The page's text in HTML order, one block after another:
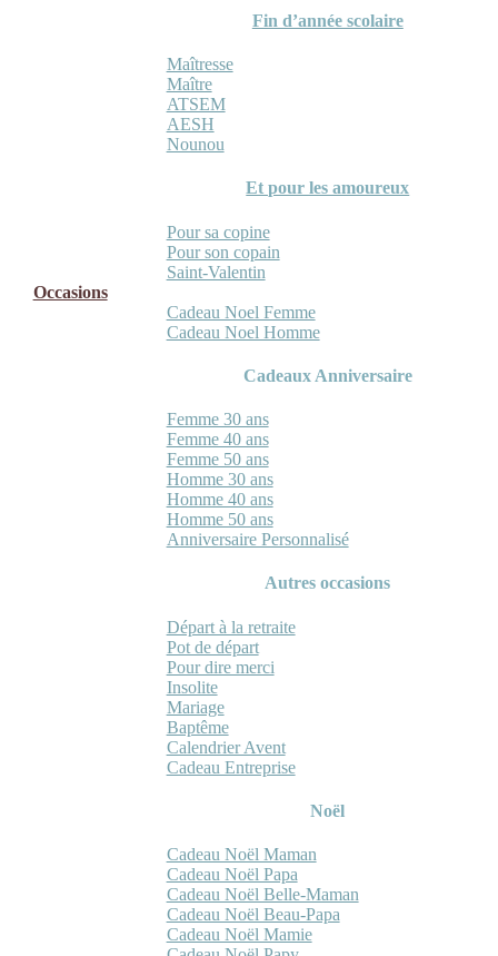
Fin d’année scolaire
Maîtresse
Maître
ATSEM
AESH
Nounou
Et pour les amoureux
Pour sa copine
Pour son copain
Saint-Valentin
Occasions
Cadeau Noel Femme
Cadeau Noel Homme
Cadeaux Anniversaire
Femme 30 ans
Femme 40 ans
Femme 50 ans
Homme 30 ans
Homme 40 ans
Homme 50 ans
Anniversaire Personnalisé
Autres occasions
Départ à la retraite
Pot de départ
Pour dire merci
Insolite
Mariage
Baptême
Calendrier Avent
Cadeau Entreprise
Noël
Cadeau Noël Maman
Cadeau Noël Papa
Cadeau Noël Belle-Maman
Cadeau Noël Beau-Papa
Cadeau Noël Mamie